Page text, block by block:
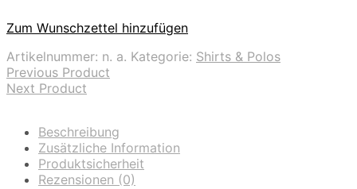
Zum Wunschzettel hinzufügen
Artikelnummer: n. a. Kategorie: Shirts & Polos
Previous Product
Next Product
Beschreibung
Zusätzliche Information
Produktsicherheit
Rezensionen (0)